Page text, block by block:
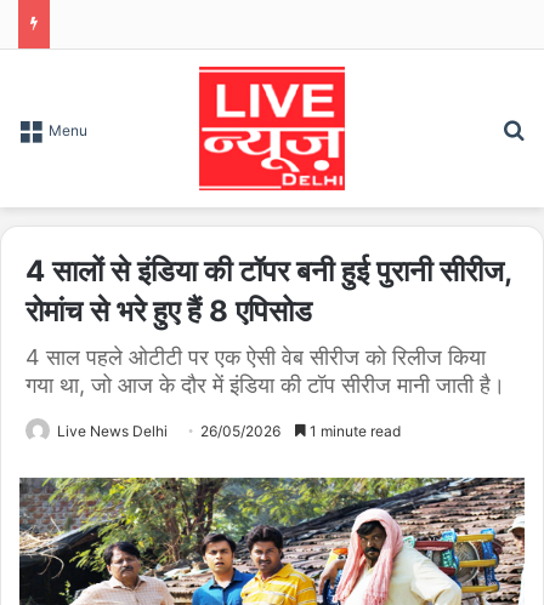
Menu
4 सालों से इंडिया की टॉपर बनी हुई पुरानी सीरीज,
रोमांच से भरे हुए हैं 8 एपिसोड
4 साल पहले ओटीटी पर एक ऐसी वेब सीरीज को रिलीज किया
गया था, जो आज के दौर में इंडिया की टॉप सीरीज मानी जाती है।
Live News Delhi 26/05/2026 1 minute read